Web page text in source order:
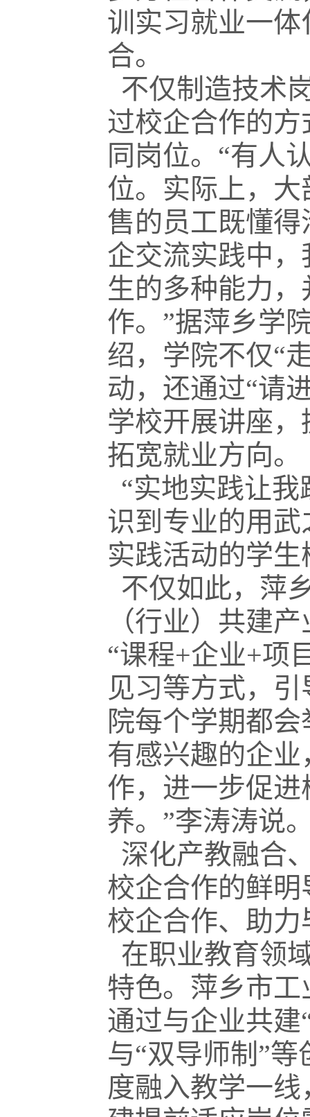
训实习就业一
合。
不仅制造技术
过校企合作的
同岗位。“有人
位。实际上，
售的员工既懂
企交流实践中
生的多种能力
作。”据萍乡学
绍，学院不仅“
动，还通过“请
学校开展讲座
拓宽就业方向。
“实地实践让我
识到专业的用
实践活动的学
不仅如此，萍
（行业）共建
“课程+企业+项
见习等方式，
院每个学期都
有感兴趣的企
作，进一步促
养。”李涛涛说
深化产教融合
校企合作的鲜
校企合作、助
在职业教育领
特色。萍乡市
通过与企业共建
与“双导师制”
度融入教学一